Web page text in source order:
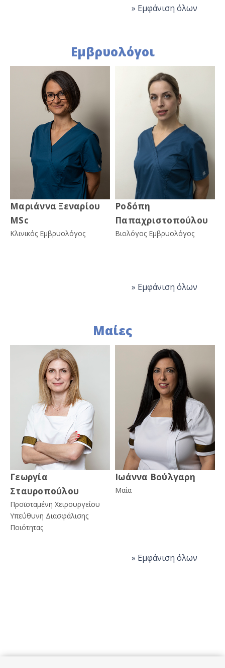
» Εμφάνιση όλων
Εμβρυολόγοι
Μαριάννα Ξεναρίου
MSc
Κλινικός Εμβρυολόγος
Ροδόπη
Παπαχριστοπούλου
Βιολόγος Εμβρυολόγος
» Εμφάνιση όλων
Μαίες
Γεωργία
Σταυροπούλου
Προϊσταμένη Χειρουργείου
Υπεύθυνη Διασφάλισης
Ποιότητας
Ιωάννα Βούλγαρη
Μαία
» Εμφάνιση όλων